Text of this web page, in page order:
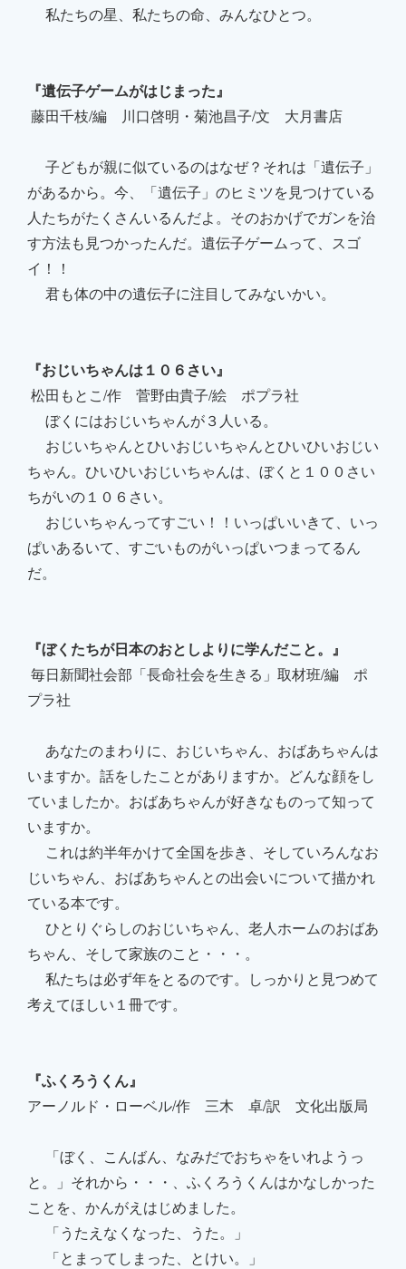
私たちの星、私たちの命、みんなひとつ。
『遺伝子ゲームがはじまった』
藤田千枝/編 川口啓明・菊池昌子/文 大月書店
子どもが親に似ているのはなぜ？それは「遺伝子」
があるから。今、「遺伝子」のヒミツを見つけている
人たちがたくさんいるんだよ。そのおかげでガンを治
す方法も見つかったんだ。遺伝子ゲームって、スゴ
イ！！
君も体の中の遺伝子に注目してみないかい。
『おじいちゃんは１０６さい』
松田もとこ/作 菅野由貴子/絵 ポプラ社
ぼくにはおじいちゃんが３人いる。
おじいちゃんとひいおじいちゃんとひいひいおじい
ちゃん。ひいひいおじいちゃんは、ぼくと１００さい
ちがいの１０６さい。
おじいちゃんってすごい！！いっぱいいきて、いっ
ぱいあるいて、すごいものがいっぱいつまってるん
だ。
『ぼくたちが日本のおとしよりに学んだこと。』
毎日新聞社会部「長命社会を生きる」取材班/編 ポ
プラ社
あなたのまわりに、おじいちゃん、おばあちゃんは
いますか。話をしたことがありますか。どんな顔をし
ていましたか。おばあちゃんが好きなものって知って
いますか。
これは約半年かけて全国を歩き、そしていろんなお
じいちゃん、おばあちゃんとの出会いについて描かれ
ている本です。
ひとりぐらしのおじいちゃん、老人ホームのおばあ
ちゃん、そして家族のこと・・・。
私たちは必ず年をとるのです。しっかりと見つめて
考えてほしい１冊です。
『ふくろうくん』
アーノルド・ローベル/作 三木 卓/訳 文化出版局
「ぼく、こんばん、なみだでおちゃをいれようっ
と。」それから・・・、ふくろうくんはかなしかった
ことを、かんがえはじめました。
「うたえなくなった、うた。」
「とまってしまった、とけい。」